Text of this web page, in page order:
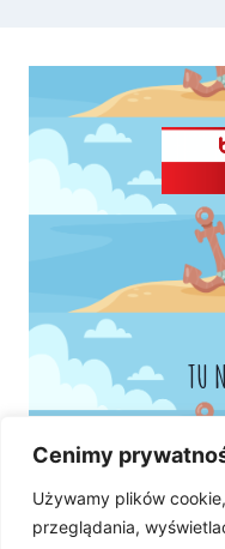
Cenimy
Używamy plików
przeglądania,
TU